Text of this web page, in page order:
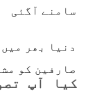
کیا آپ
سامنے آگئی
دنیا بھر
صارفین کو